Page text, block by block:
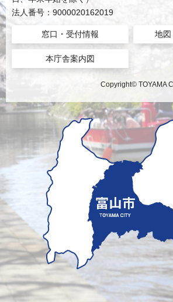
法人番号：9000020162019
窓口・受付情報 地図
本庁舎案内図
Copyright© TOYAMA